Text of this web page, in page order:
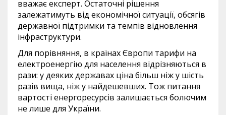
вважає експерт. Остаточні рішення
залежатимуть від економічної ситуації, обсягів
державної підтримки та темпів відновлення
інфраструктури.
Для порівняння, в країнах Європи тарифи на
електроенергію для населення відрізняються в
рази: у деяких державах ціна більш ніж у шість
разів вища, ніж у найдешевших. Тож питання
вартості енергоресурсів залишається болючим
не лише для України.